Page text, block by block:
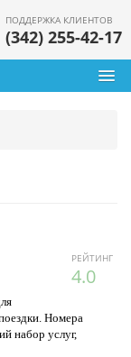
ПОДДЕРЖКА КЛИЕНТОВ
(342) 255-42-17
РЕЙТИНГ
4.0
Номера
набор услуг,